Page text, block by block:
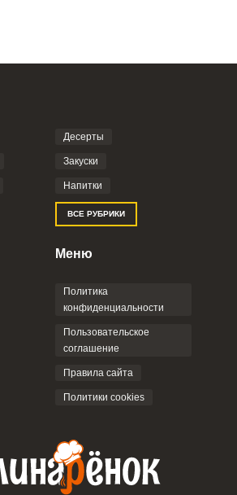
5 mb
форму, вы соглашаетесь с
Политикой
Пользовательским
Десерты
Закуски
Напитки
ВСЕ РУБРИКИ
Меню
Политика
конфиденциальности
Пользовательское
соглашение
Правила сайта
Политики cookies